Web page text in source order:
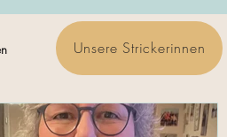
Unsere Strickerinnen